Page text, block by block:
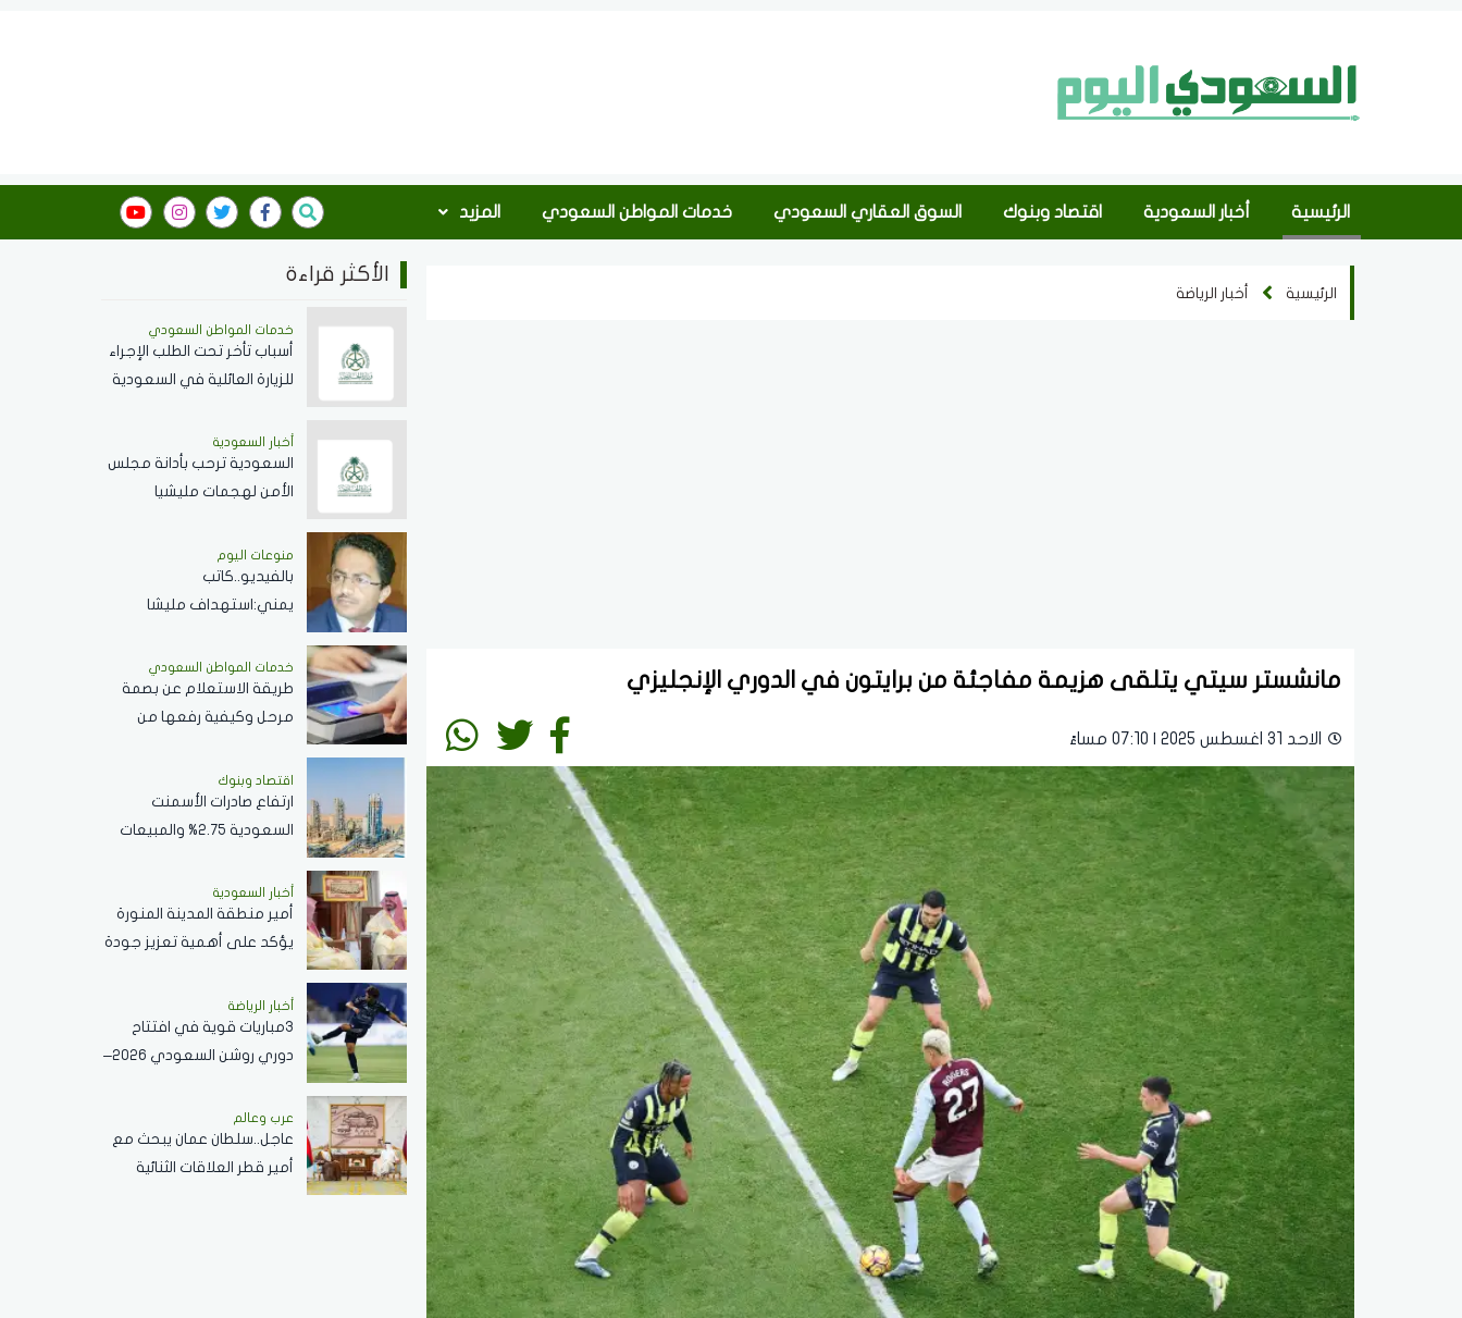
الرئيسية أخبار السعودية اقتصاد وبنوك السوق العقاري السعودي خدمات المواطن السعودي المزيد
الرئيسية أخبار الرياضة
مانشستر سيتي يتلقى هزيمة مفاجئة من برايتون في الدوري الإنجليزي
الاحد 31 اغسطس 2025 | 07:10 مساءً
الأكثر قراءة
خدمات المواطن السعودي
أسباب تأخر تحت الطلب الإجراء
للزيارة العائلية في السعودية
أخبار السعودية
السعودية ترحب بأدانة مجلس
الأمن لهجمات مليشيا
حازم تجاه الممارسات المهددة
لأمن المنطقة
منوعات اليوم
بالفيديو..كاتب
يمني:استهداف مليشا
لجرها لحرب شاملة
خدمات المواطن السعودي
طريقة الاستعلام عن بصمة
مرحل وكيفية رفعها من
التفاصيل
اقتصاد وبنوك
ارتفاع صادرات الأسمنت
السعودية 2.75% والمبيعات
أخبار السعودية
أمير منطقة المدينة المنورة
يؤكد على أهمية تعزيز جودة
النبوي ..فيديو
أخبار الرياضة
3مباريات قوية في افتتاح
دوري روشن السعودي 2026–
عرب وعالم
عاجل..سلطان عمان يبحث مع
أمير قطر العلاقات الثنائية